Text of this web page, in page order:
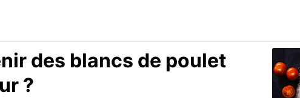
des blancs de poulet
?